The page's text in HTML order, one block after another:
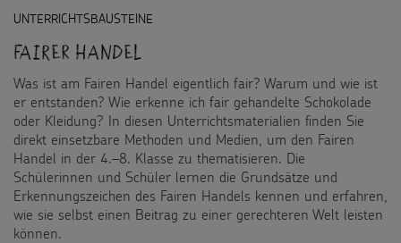
Sternsinger-Spendenaktionen
Spendenformular
Spendendose
Spendenmöglichkeiten
Unternehmensspenden
Sternsinger-Stiftung
Die Sternsinger auf WhatsApp
Backen und Basteln
Sternsinger-Magazin
Videos
Sternsinger-Steckbrief
Spiele
Über uns
Presse
Kontakt
UNTERRICHTSBAUSTEINE
Fairer Handel
Was ist am Fairen Handel eigentlich fair? Warum und wie ist
er entstanden? Wie erkenne ich fair gehandelte Schokolade
oder Kleidung? In diesen Unterrichtsmaterialien finden Sie
direkt einsetzbare Methoden und Medien, um den Fairen
Handel in der 4.–8. Klasse zu thematisieren. Die
Schülerinnen und Schüler lernen die Grundsätze und
Erkennungszeichen des Fairen Handels kennen und erfahren,
wie sie selbst einen Beitrag zu einer gerechteren Welt leisten
können.